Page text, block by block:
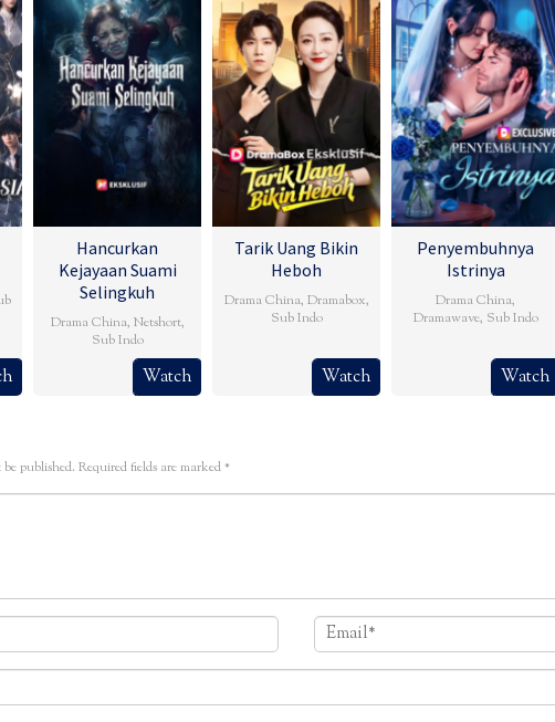
Hancurkan
Kejayaan Suami
Selingkuh
Drama China, Netshort,
Sub Indo
Watch
Tarik Uang Bikin
Heboh
Drama China, Dramabox,
Sub Indo
Watch
Penyembuhnya
Istrinya
Drama China,
Dramawave, Sub Indo
Watch
published. Required fields are marked*